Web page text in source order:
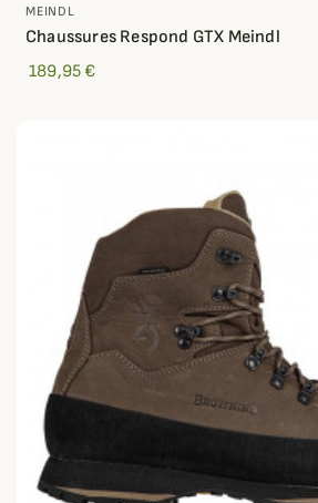
MEINDL
Chaussures Respond GTX Meindl
189,95 €